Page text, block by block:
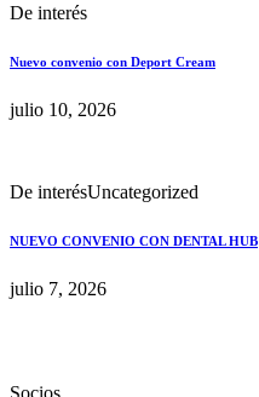
De interés
Nuevo convenio con Deport Cream
julio 10, 2026
De interésUncategorized
NUEVO CONVENIO CON DENTAL HUB
julio 7, 2026
Socios